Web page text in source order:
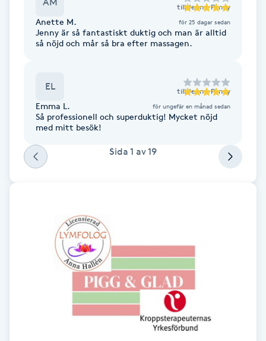
Fotvård
Fransborttagning
Fransfärgning
Fransförlängning
Fransförlängning Volym
till Jenny-Penny
Anette M. för 25 dagar sedan
Jenny är så fantastiskt duktig och man är alltid
så nöjd och mår så bra efter massagen.
EL till Jenny-Penny
Emma L. för ungefär en månad sedan
Så professionell och superduktig! Mycket nöjd
med mitt besök!
Sida 1 av19